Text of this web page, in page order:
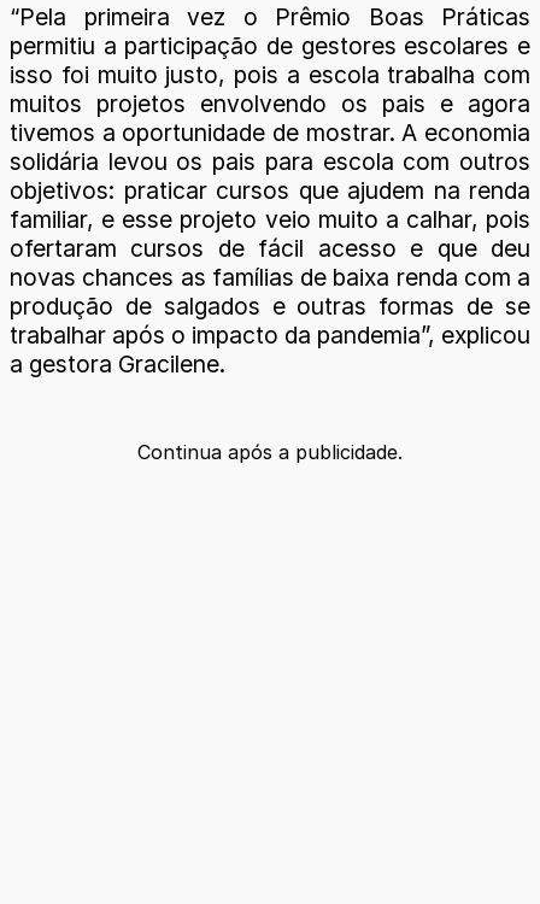
“Pela primeira vez o Prêmio Boas Práticas
permitiu a participação de gestores escolares e
isso foi muito justo, pois a escola trabalha com
muitos projetos envolvendo os pais e agora
tivemos a oportunidade de mostrar. A economia
solidária levou os pais para escola com outros
objetivos: praticar cursos que ajudem na renda
familiar, e esse projeto veio muito a calhar, pois
ofertaram cursos de fácil acesso e que deu
novas chances as famílias de baixa renda com a
produção de salgados e outras formas de se
trabalhar após o impacto da pandemia”, explicou
a gestora Gracilene.
Continua após a publicidade.